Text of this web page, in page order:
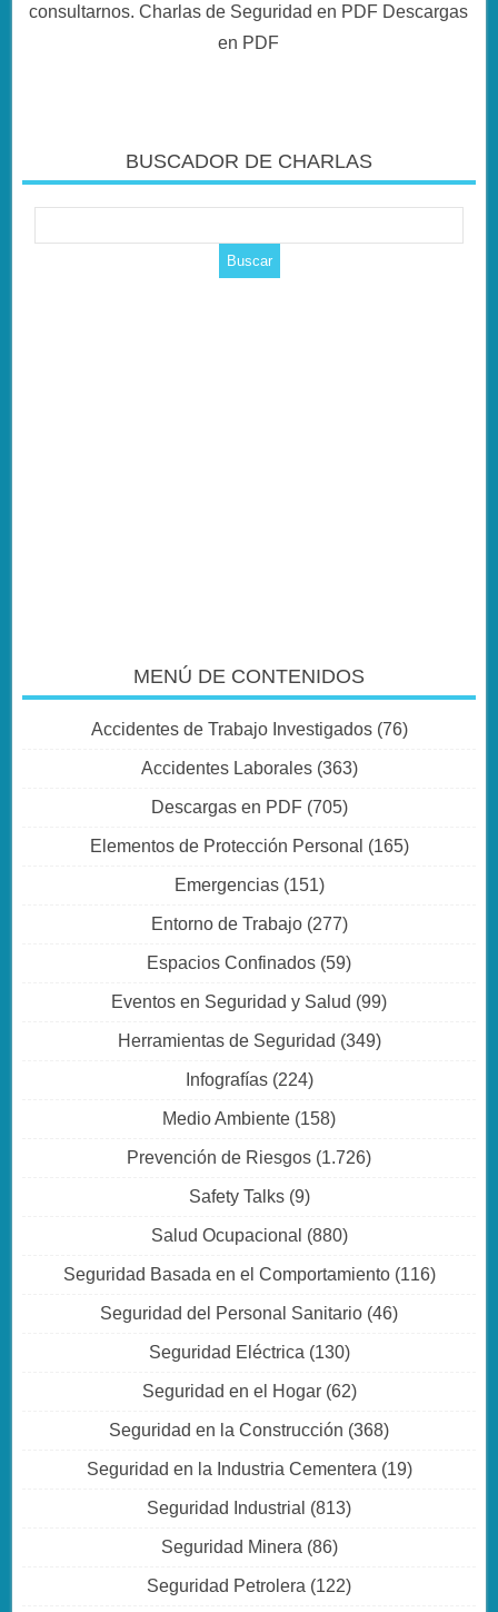
consultarnos. Charlas de Seguridad en PDF Descargas
en PDF
BUSCADOR DE CHARLAS
MENÚ DE CONTENIDOS
Accidentes de Trabajo Investigados(76)
Accidentes Laborales(363)
Descargas en PDF(705)
Elementos de Protección Personal (165)
Emergencias(151)
Entorno de Trabajo(277)
Espacios Confinados (59)
Eventos en Seguridad y Salud (99)
Herramientas de Seguridad (349)
Infografías(224)
Medio Ambiente (158)
Prevención de Riesgos (1.726)
Safety Talks(9)
Salud Ocupacional (880)
Seguridad Basada en el Comportamiento(116)
Seguridad del Personal Sanitario (46)
Seguridad Eléctrica (130)
Seguridad en el Hogar(62)
Seguridad en la Construcción (368)
Seguridad en la Industria Cementera (19)
Seguridad Industrial (813)
Seguridad Minera (86)
Seguridad Petrolera (122)